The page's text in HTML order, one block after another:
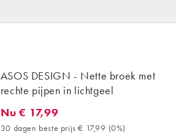
ASOS DESIGN - Nette broek met
rechte pijpen in lichtgeel
Nu € 17,99. 30 dagen beste prijs € 17,99
Nu € 17,99
30 dagen beste prijs € 17,99 (0%)